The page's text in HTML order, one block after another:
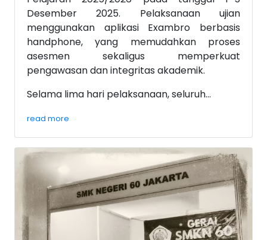
Desember 2025. Pelaksanaan ujian
menggunakan aplikasi Exambro berbasis
handphone, yang memudahkan proses
asesmen sekaligus memperkuat
pengawasan dan integritas akademik.
Selama lima hari pelaksanaan, seluruh...
read more